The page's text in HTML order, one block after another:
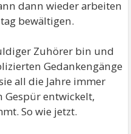
dann wieder arbeiten
bewältigen.
Zuhörer bin und
Gedankengänge
all die Jahre immer
Gespür entwickelt,
So wie jetzt.